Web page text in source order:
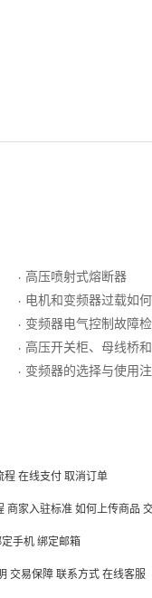
· 高压喷射式熔断器
· 电机和变频器过载如
· 变频器电气控制故障
· 高压开关柜、母线桥和
· 变频器的选择与使用
程 在线支付 取消订单
商家入驻标准 如何上传商品
手机 绑定邮箱
交易保障 联系方式 在线客服